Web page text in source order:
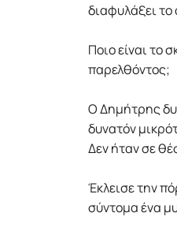
διαφυλάξει το
Ποιο είναι το
παρελθόντος;
Ο Δηµήτρης
δυνατόν
Δεν ήταν σε
Έκλεισε την
σύντοµα ένα